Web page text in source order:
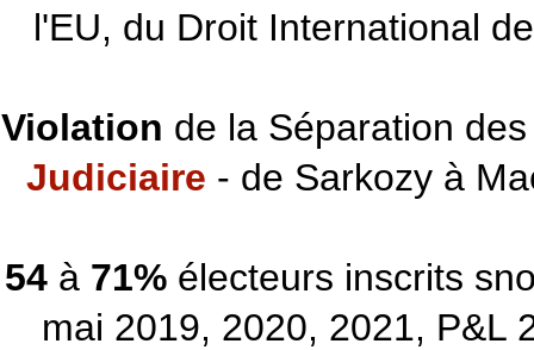
l'EU, du Droit International
Violation de la Séparation
Judiciaire - de Sarkozy à
54à 71%électeurs inscrits
mai 2019, 2020, 2021, P&L